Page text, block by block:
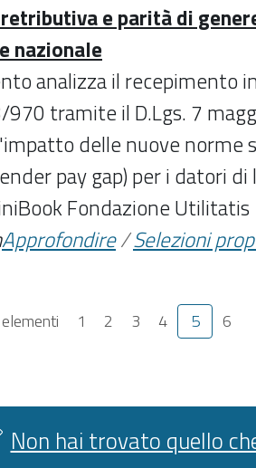
e parità di
nazionale
analizza il recepimento
970 tramite il D.Lgs. 7
delle nuove norme
pay gap) per i datori di
Fondazione
Approfondire/Selezioni
1 2 3 4 5
6
Non hai trovato quello